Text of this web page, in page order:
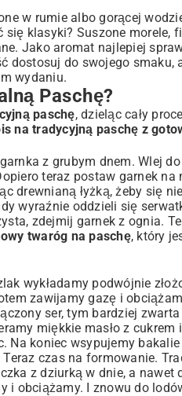
w rumie albo gorącej
klasyki? Suszone morele,
Jako aromat najlepiej
dostosuj do swojego
wydaniu.
Paschę?
paschę, dzieląc cały
na tradycyjną paschę z
z grubym dnem. Wlej
teraz postaw garnek
drewnianą łyżką, żeby się
wyraźnie oddzieli się
zdejmij garnek z ognia.
twaróg na paschę, który
wykładamy podwójnie
zawijamy gazę i
ser, tym bardziej
miękkie masło z cukrem
Na koniec wsypujemy
czas na formowanie.
z dziurką w dnie, a nawet
i obciążamy. I znowu do